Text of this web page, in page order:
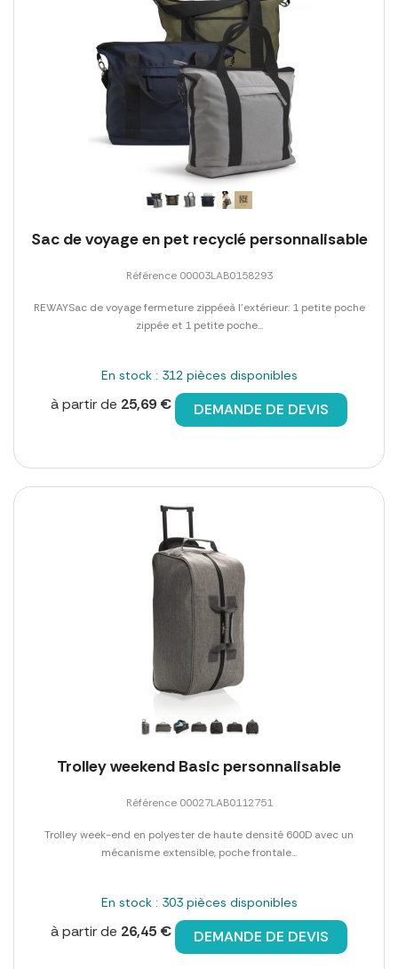
Sac de voyage en pet recyclé personnalisable
Référence 00003LAB0158293
REWAYSac de voyage fermeture zippéeà l'extérieur: 1 petite poche
zippée et 1 petite poche...
En stock : 312 pièces disponibles
à partir de 25,69 € DEMANDE DE DEVIS
Trolley weekend Basic personnalisable
Référence 00027LAB0112751
Trolley week-end en polyester de haute densité 600D avec un
mécanisme extensible, poche frontale...
En stock : 303 pièces disponibles
à partir de 26,45 € DEMANDE DE DEVIS